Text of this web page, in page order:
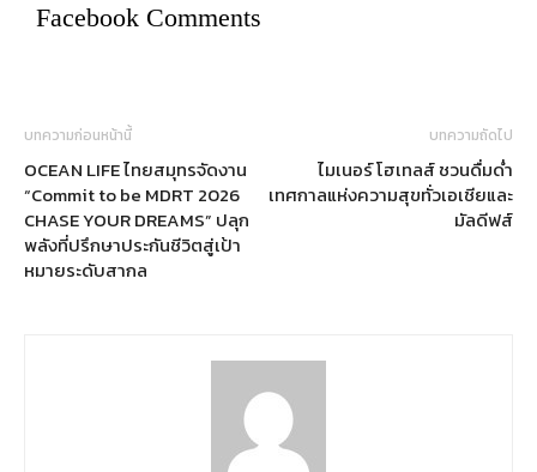
Facebook Comments
บทความก่อนหน้านี้
OCEAN LIFE ไทยสมุทรจัดงาน
“Commit to be MDRT 2026
CHASE YOUR DREAMS” ปลุก
พลังที่ปรึกษาประกันชีวิตสู่เป้า
หมายระดับสากล
บทความถัดไป
ไมเนอร์ โฮเทลส์ ชวนดื่มด่ำ
เทศกาลแห่งความสุขทั่วเอเชียและ
มัลดีฟส์